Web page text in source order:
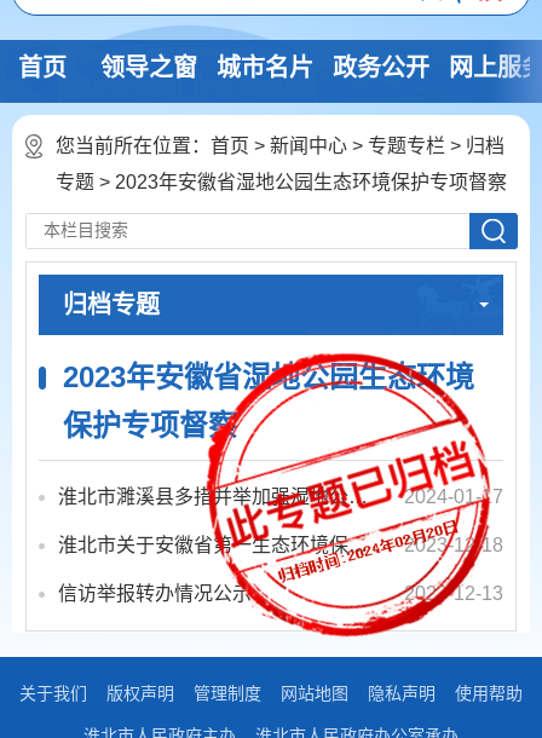
首页 领导之窗 城市名片 政务公开 网上服
您当前所在位置： 首页 > 新闻中心 > 专题专栏 > 归档
专题 > 2023年安徽省湿地公园生态环境保护专项督察
归档专题
2023年安徽省湿地公园生态环境
保护专项督察
淮北市濉溪县多措并举加强湿地公园保护 2024-01-17
淮北市关于安徽省第一生态环境保护督察组第一批交办信访件查处情况的公示 2023-12-18
信访举报转办情况公示 2023-12-13
关于我们 版权声明 管理制度 网站地图 隐私声明 使用帮助